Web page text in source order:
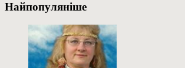
Найпопуляніше